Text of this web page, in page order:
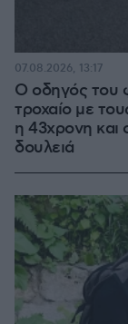
Ο οδηγός του
τροχαίο με
η 43χρονη και
δουλειά
07.08.2026, 13:17